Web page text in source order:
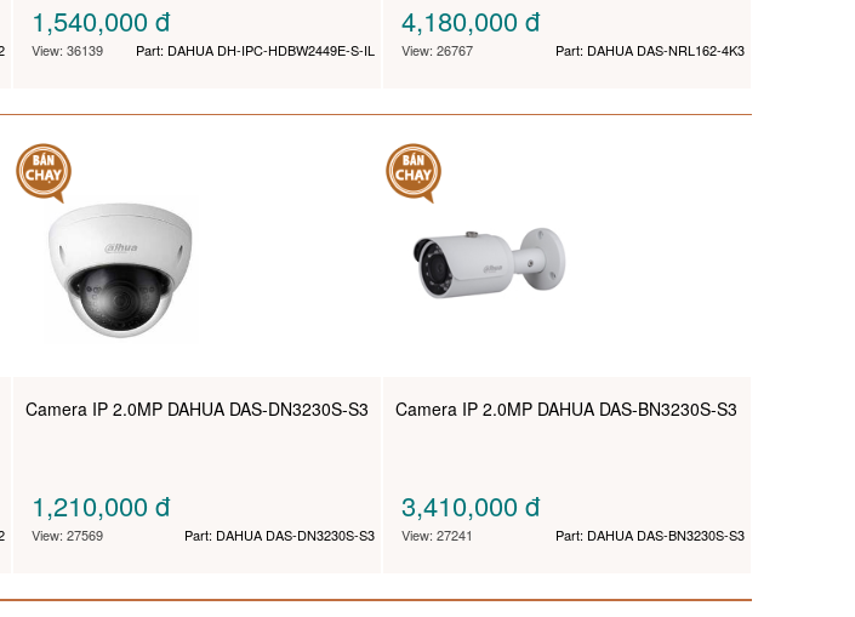
1,540,000đ
View: 36139 Part: DAHUA DH-IPC-HDBW2449E-S-IL
4,180,000đ
View: 26767 Part: DAHUA DAS-NRL162-4K3
Camera IP 2.0MP DAHUA DAS-DN3230S-S3
1,210,000đ
View: 27569 Part: DAHUA DAS-DN3230S-S3
Camera IP 2.0MP DAHUA DAS-BN3230S-S3
3,410,000đ
View: 27241 Part: DAHUA DAS-BN3230S-S3